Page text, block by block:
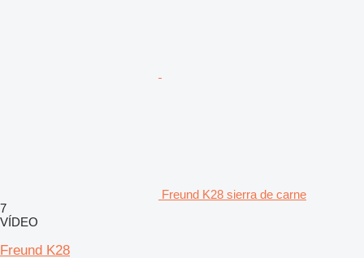
Freund K28 sierra de carne
7
VÍDEO
Freund K28